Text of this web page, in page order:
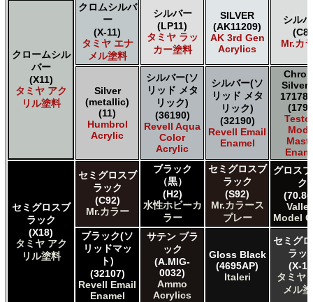
クロームシル
バー
(X11)
タミヤ アク
リル塗料
クロムシルバ
ー
(X-11)
タミヤ エナ
メル塗料
シルバー
(LP11)
タミヤ ラッ
カー塗料
SILVER
(AK11209)
AK 3rd Gen
Acrylics
シル
(C8)
Mr.カ
Silver
(metallic)
(11)
Humbrol
Acrylic
シルバー(ソ
リッド メタ
リック)
(36190)
Revell Aqua
Color
Acrylic
シルバー(ソ
リッド メタ
リック)
(32190)
Revell Email
Enamel
Silver
17178
セミグロスブ
ラック
(X18)
タミヤ アク
リル塗料
セミグロスブ
ラック
(C92)
Mr.カラー
ブラック
（黒）
(H2)
水性ホビーカ
ラー
セミグロスブ
ラック
(S92)
Mr.カラース
プレー
グロス
ク
Model
ブラック(ソ
リッドマッ
ト)
(32107)
Revell Email
Enamel
サテン ブラ
ック
(A.MIG-
0032)
Ammo
Acrylics
Gloss Black
(4695AP)
Italeri
セミグ
ラッ
(X-
タミヤ
メル